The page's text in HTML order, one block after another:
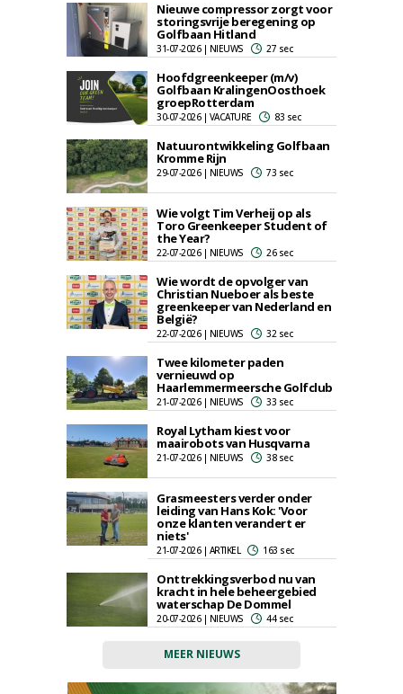
Nieuwe compressor zorgt voor
storingsvrije beregening op
Golfbaan Hitland
31-07-2026 | NIEUWS 27 sec
Hoofdgreenkeeper (m/v)
Golfbaan KralingenOosthoek
groepRotterdam
30-07-2026 | VACATURE 83 sec
Natuurontwikkeling Golfbaan
Kromme Rijn
29-07-2026 | NIEUWS 73 sec
Wie volgt Tim Verheij op als
Toro Greenkeeper Student of
the Year?
22-07-2026 | NIEUWS 26 sec
Wie wordt de opvolger van
Christian Nueboer als beste
greenkeeper van Nederland en
België?
22-07-2026 | NIEUWS 32 sec
Twee kilometer paden
vernieuwd op
Haarlemmermeersche Golfclub
21-07-2026 | NIEUWS 33 sec
Royal Lytham kiest voor
maairobots van Husqvarna
21-07-2026 | NIEUWS 38 sec
Grasmeesters verder onder
leiding van Hans Kok: 'Voor
onze klanten verandert er
niets'
21-07-2026 | ARTIKEL 163 sec
Onttrekkingsverbod nu van
kracht in hele beheergebied
waterschap De Dommel
20-07-2026 | NIEUWS 44 sec
MEER NIEUWS